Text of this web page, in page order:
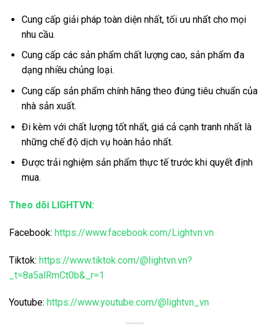
Cung cấp giải pháp toàn diện nhất, tối ưu nhất cho mọi
nhu cầu.
Cung cấp các sản phẩm chất lượng cao, sản phẩm đa
dạng nhiều chủng loại.
Cung cấp sản phẩm chính hãng theo đúng tiêu chuẩn của
nhà sản xuất.
Đi kèm với chất lượng tốt nhất, giá cả cạnh tranh nhất là
những chế độ dịch vụ hoàn hảo nhất.
Được trải nghiệm sản phẩm thực tế trước khi quyết định
mua.
Theo dõi LIGHTVN:
Facebook: https://www.facebook.com/Lightvn.vn
Tiktok: https://www.tiktok.com/@lightvn.vn?
_t=8a5alRmCt0b&_r=1
Youtube: https://www.youtube.com/@lightvn_vn